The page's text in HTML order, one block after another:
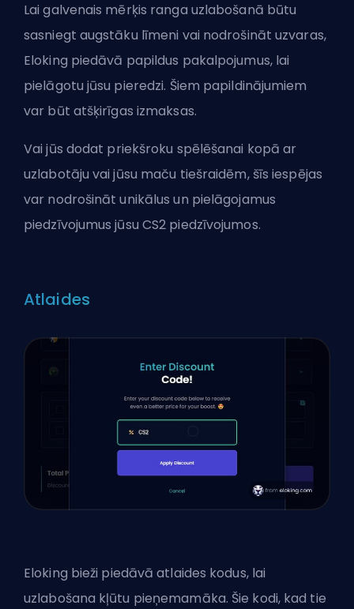
Lai galvenais mērķis ranga uzlabošanā būtu
sasniegt augstāku līmeni vai nodrošināt uzvaras,
Eloking piedāvā papildus pakalpojumus, lai
pielāgotu jūsu pieredzi. Šiem papildinājumiem
var būt atšķirīgas izmaksas.
Vai jūs dodat priekšroku spēlēšanai kopā ar
uzlabotāju vai jūsu maču tiešraidēm, šīs iespējas
var nodrošināt unikālus un pielāgojamus
piedzīvojumus jūsu CS2 piedzīvojumos.
Atlaides
Eloking bieži piedāvā atlaides kodus, lai
uzlabošana kļūtu pieņemamāka. Šie kodi, kad tie